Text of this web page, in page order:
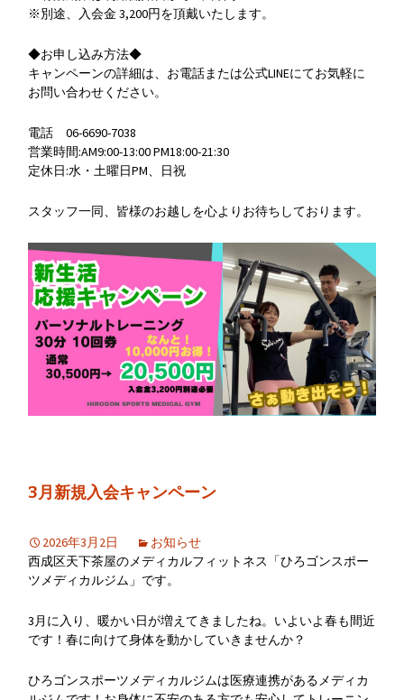
※別途、入会金 3,200円を頂戴いたします。
◆お申し込み方法◆
キャンペーンの詳細は、お電話または公式LINEにてお気軽に
お問い合わせください。
電話 06-6690-7038
営業時間:AM9:00-13:00 PM18:00-21:30
定休日:水・土曜日PM、日祝
スタッフ一同、皆様のお越しを心よりお待ちしております。
3月新規入会キャンペーン
2026年3月2日
お知らせ
西成区天下茶屋のメディカルフィットネス「ひろゴンスポー
ツメディカルジム」です。
3月に入り、暖かい日が増えてきましたね。いよいよ春も間近
です！春に向けて身体を動かしていきませんか？
ひろゴンスポーツメディカルジムは医療連携があるメディカ